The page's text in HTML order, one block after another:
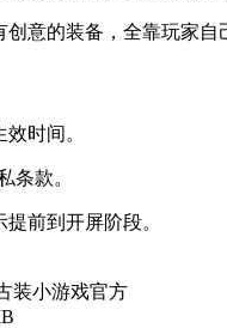
创意的装备，全靠玩家自
时间。
条款。
前到开屏阶段。
装小游戏官方